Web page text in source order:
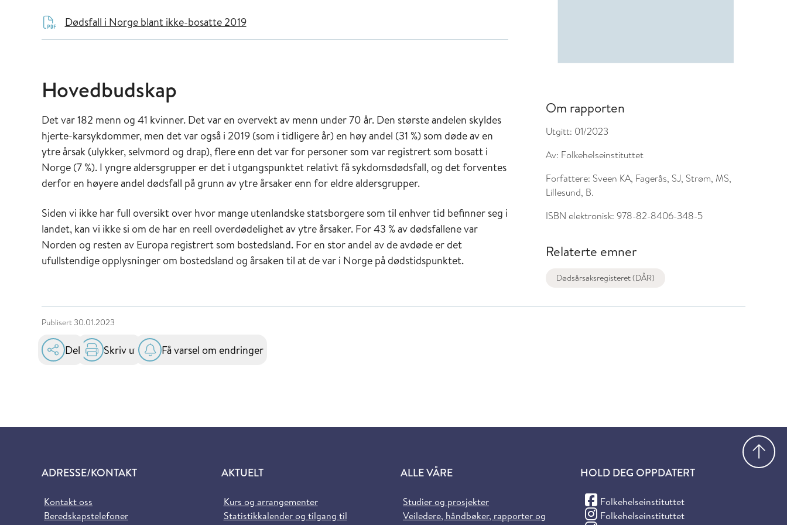
Dødsfall i Norge blant ikke-bosatte 2019
Hovedbudskap
Det var 182 menn og 41 kvinner. Det var en overvekt av menn under 70 år. Den største andelen skyldes
hjerte-karsykdommer, men det var også i 2019 (som i tidligere år) en høy andel (31 %) som døde av en
ytre årsak (ulykker, selvmord og drap), flere enn det var for personer som var registrert som bosatt i
Norge (7 %). I yngre aldersgrupper er det i utgangspunktet relativt få sykdomsdødsfall, og det forventes
derfor en høyere andel dødsfall på grunn av ytre årsaker enn for eldre aldersgrupper.
Siden vi ikke har full oversikt over hvor mange utenlandske statsborgere som til enhver tid befinner seg i
landet, kan vi ikke si om de har en reell overdødelighet av ytre årsaker. For 43 % av dødsfallene var
Norden og resten av Europa registrert som bostedsland. For en stor andel av de avdøde er det
ufullstendige opplysninger om bostedsland og årsaken til at de var i Norge på dødstidspunktet.
Om rapporten
Utgitt: 01/2023
Av: Folkehelseinstituttet
Forfattere: Sveen KA, Fagerås, SJ, Strøm, MS,
Lillesund, B.
ISBN elektronisk: 978-82-8406-348-5
Relaterte emner
Dødsårsaksregisteret (DÅR)
Publisert 30.01.2023
Del Skriv ut Få varsel om endringer
ADRESSE/KONTAKT
Kontakt oss
Beredskapstelefoner
AKTUELT
Kurs og arrangementer
Statistikkalender og tilgang til
ALLE VÅRE
Studier og prosjekter
Veiledere, håndbøker, rapporter og
HOLD DEG OPPDATERT
Folkehelseinstituttet
(Facebook)
Folkehelseinstituttet
(Instagram)